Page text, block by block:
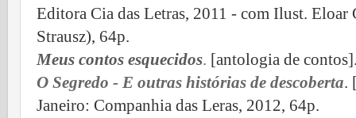
Editora Cia das Letras, 2011 - com Ilust. Eloar
Strausz), 64p.
Meus contos esquecidos. [antologia de
O Segredo - E outras histórias de descoberta.
Janeiro: Companhia das Leras, 2012, 64p.